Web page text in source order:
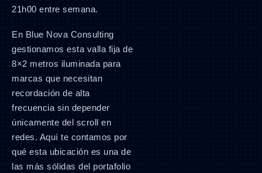
21h00 entre semana.
En Blue Nova Consulting
gestionamos esta valla fija de
8×2 metros iluminada para
marcas que necesitan
recordación de alta
frecuencia sin depender
únicamente del scroll en
redes. Aquí te contamos por
qué esta ubicación es una de
las más sólidas del portafolio